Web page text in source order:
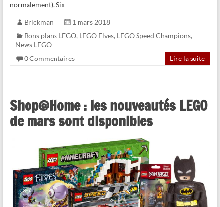
normalement). Six
Brickman
1 mars 2018
Bons plans LEGO, LEGO Elves, LEGO Speed Champions,
News LEGO
0 Commentaires
Lire la suite
Shop@Home : les nouveautés LEGO
de mars sont disponibles